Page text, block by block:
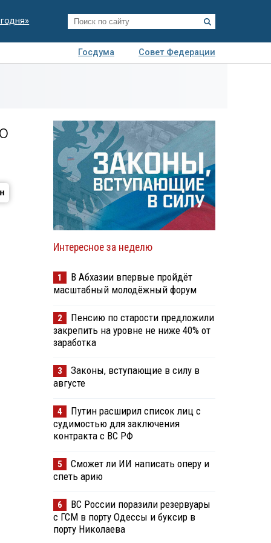
Госдума
Совет Федерации
Интересное за неделю
1
В Абхазии впервые пройдёт
масштабный молодёжный форум
2
Пенсию по старости предложили
закрепить на уровне не ниже 40% от
заработка
3
Законы, вступающие в силу в
августе
4
Путин расширил список лиц с
судимостью для заключения
контракта с ВС РФ
5
Сможет ли ИИ написать оперу и
спеть арию
6
ВС России поразили резервуары
с ГСМ в порту Одессы и буксир в
порту Николаева